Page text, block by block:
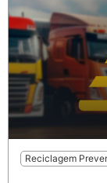
Reciclagem